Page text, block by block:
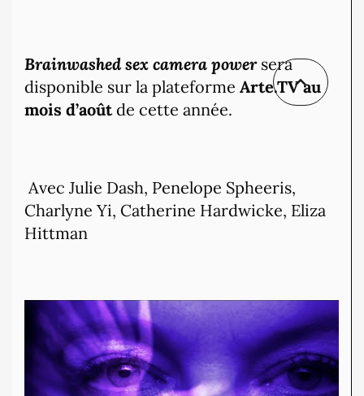
Brainwashed sex camera power sera
disponible sur la plateforme Arte.TV au
mois d’aoûtde cette année.
Avec Julie Dash, Penelope Spheeris,
Charlyne Yi, Catherine Hardwicke, Eliza
Hittman